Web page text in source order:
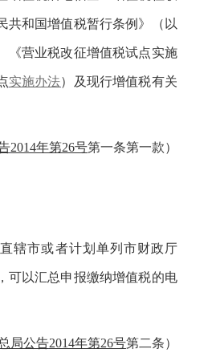
共和国增值税暂行条例》（以
《营业税改征增值税试点实施
实施办法） 及现行增值税有关
2014年第26号第一条第一款）
辖市或者计划单列市财政厅
可以汇总申报缴纳增值税的电
局公告2014年第26号第二条）